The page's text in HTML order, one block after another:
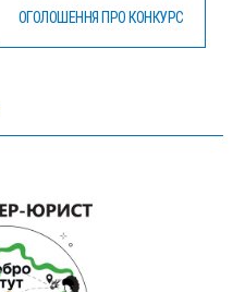
ОГОЛОШЕННЯ ПРО КОНКУРС